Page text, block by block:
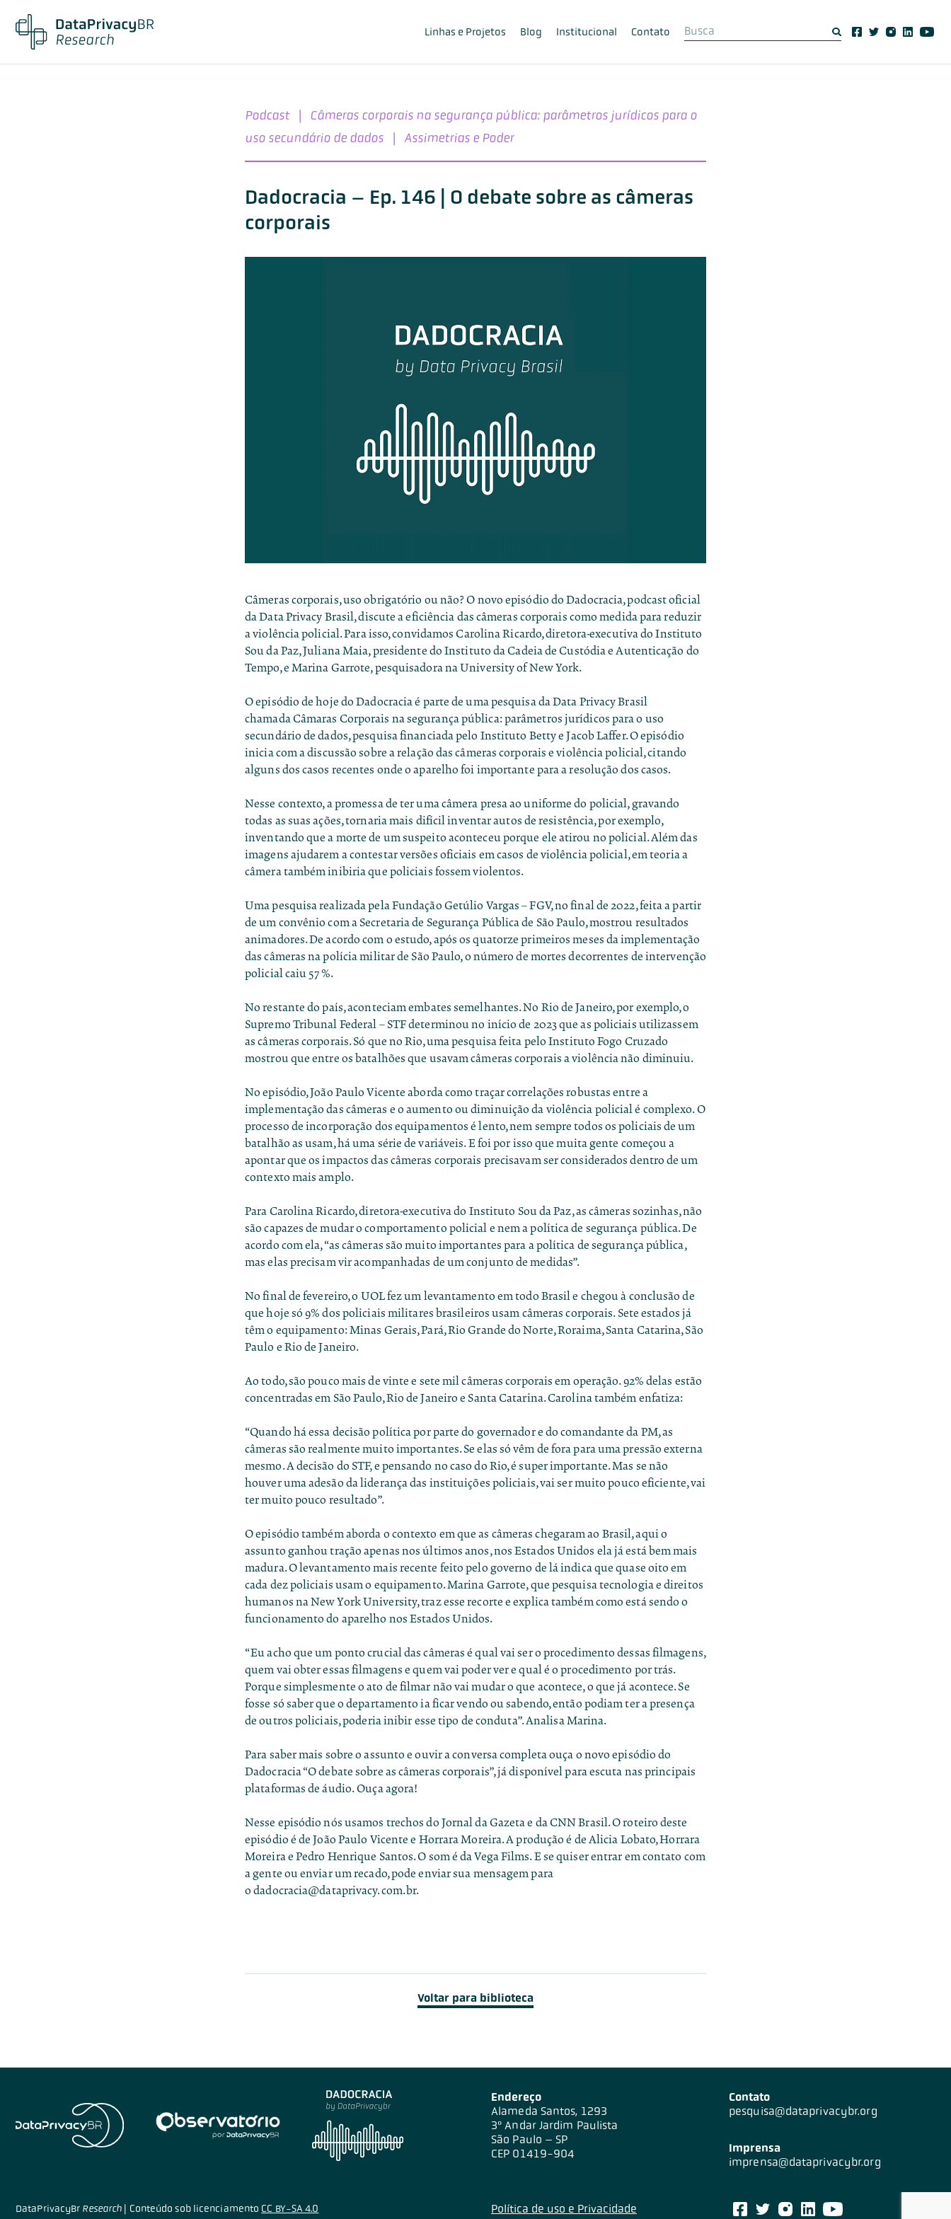
Linhas e Projetos Blog Institucional Contato
Podcast
Câmeras corporais na segurança pública: parâmetros jurídicos para o
uso secundário de dados
Assimetrias e Poder
Dadocracia – Ep. 146 | O debate sobre as câmeras
corporais
Câmeras corporais, uso obrigatório ou não? O novo episódio do Dadocracia, podcast oficial
da Data Privacy Brasil, discute a eficiência das câmeras corporais como medida para reduzir
a violência policial. Para isso, convidamos Carolina Ricardo, diretora-executiva do Instituto
Sou da Paz, Juliana Maia, presidente do Instituto da Cadeia de Custódia e Autenticação do
Tempo, e Marina Garrote, pesquisadora na University of New York.
O episódio de hoje do Dadocracia é parte de uma pesquisa da Data Privacy Brasil
chamadaCâmaras Corporais na segurança pública: parâmetros jurídicos para o uso
secundário de dados, pesquisa financiada pelo Instituto Betty e Jacob Laffer. O episódio
inicia com a discussão sobre a relação das câmeras corporais e violência policial, citando
alguns dos casos recentes onde o aparelho foi importante para a resolução dos casos.
Nesse contexto, a promessa de ter uma câmera presa ao uniforme do policial, gravando
todas as suas ações, tornaria mais difícil inventar autos de resistência, por exemplo,
inventando que a morte de um suspeito aconteceu porque ele atirou no policial. Além das
imagens ajudarem a contestar versões oficiais em casos de violência policial, em teoria a
câmera também inibiria que policiais fossem violentos.
Uma pesquisa realizada pela Fundação Getúlio Vargas – FGV, no final de 2022, feita a partir
de um convênio com a Secretaria de Segurança Pública de São Paulo, mostrou resultados
animadores. De acordo com o estudo, após os quatorze primeiros meses da implementação
das câmeras na polícia militar de São Paulo, o número de mortes decorrentes de intervenção
policial caiu 57%.
No restante do país, aconteciam embates semelhantes. No Rio de Janeiro, por exemplo, o
Supremo Tribunal Federal – STF determinou no início de 2023 que as policiais utilizassem
as câmeras corporais. Só que no Rio, uma pesquisa feita pelo Instituto Fogo Cruzado
mostrou que entre os batalhões que usavam câmeras corporais a violência não diminuiu.
No episódio, João Paulo Vicente aborda como traçar correlações robustas entre a
implementação das câmeras e o aumento ou diminuição da violência policial é complexo. O
processo de incorporação dos equipamentos é lento, nem sempre todos os policiais de um
batalhão as usam, há uma série de variáveis. E foi por isso que muita gente começou a
apontar que os impactos das câmeras corporais precisavam ser considerados dentro de um
contexto mais amplo.
Para Carolina Ricardo, diretora-executiva do Instituto Sou da Paz, as câmeras sozinhas, não
são capazes de mudar o comportamento policial e nem a política de segurança pública. De
acordo com ela, “as câmeras são muito importantes para a política de segurança pública,
mas elas precisam vir acompanhadas de um conjunto de medidas”.
No final de fevereiro, o UOL fez um levantamento em todo Brasil e chegou à conclusão de
que hoje só 9% dos policiais militares brasileiros usam câmeras corporais. Sete estados já
têm o equipamento: Minas Gerais, Pará, Rio Grande do Norte, Roraima, Santa Catarina, São
Paulo e Rio de Janeiro.
Ao todo, são pouco mais de vinte e sete mil câmeras corporais em operação. 92% delas estão
concentradas em São Paulo, Rio de Janeiro e Santa Catarina. Carolina também enfatiza:
“Quando há essa decisão política por parte do governador e do comandante da PM, as
câmeras são realmente muito importantes. Se elas só vêm de fora para uma pressão externa
mesmo. A decisão do STF, e pensando no caso do Rio, é super importante. Mas se não
houver uma adesão da liderança das instituições policiais, vai ser muito pouco eficiente, vai
ter muito pouco resultado”.
O episódio também aborda o contexto em que as câmeras chegaram ao Brasil, aqui o
assunto ganhou tração apenas nos últimos anos, nos Estados Unidos ela já está bem mais
madura. O levantamento mais recente feito pelo governo de lá indica que quase oito em
cada dez policiais usam o equipamento. Marina Garrote, que pesquisa tecnologia e direitos
humanos na New York University, traz esse recorte e explica também como está sendo o
funcionamento do aparelho nos Estados Unidos.
“Eu acho que um ponto crucial das câmeras é qual vai ser o procedimento dessas filmagens,
quem vai obter essas filmagens e quem vai poder ver e qual é o procedimento por trás.
Porque simplesmente o ato de filmar não vai mudar o que acontece, o que já acontece. Se
fosse só saber que o departamento ia ficar vendo ou sabendo, então podiam ter a presença
de outros policiais, poderia inibir esse tipo de conduta”. Analisa Marina.
Para saber mais sobre o assunto e ouvir a conversa completa ouça o novo episódio do
Dadocracia “O debate sobre as câmeras corporais”, já disponível para escuta nas principais
plataformas de áudio.Ouça agora!
Nesse episódio nós usamos trechos do Jornal da Gazeta e da CNN Brasil. O roteiro deste
episódio é de João Paulo Vicente e Horrara Moreira. A produção é de Alicia Lobato, Horrara
Moreira e Pedro Henrique Santos. O som é da Vega Films. E se quiser entrar em contato com
a gente ou enviar um recado, pode enviar sua mensagem para
odadocracia@dataprivacy.com.br.
Voltar para biblioteca
Endereço
Alameda Santos, 1293
3º Andar Jardim Paulista
São Paulo – SP
CEP 01419-904
Contato
pesquisa@dataprivacybr.org
Imprensa
imprensa@dataprivacybr.org
DataPrivacyBr Research | Conteúdo sob licenciamento CC BY-SA 4.0 Política de uso e Privacidade